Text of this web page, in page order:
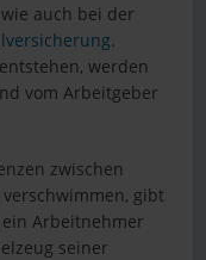
auch bei der
.
werden
vom Arbeitgeber
zwischen
gibt
Arbeitnehmer
seiner